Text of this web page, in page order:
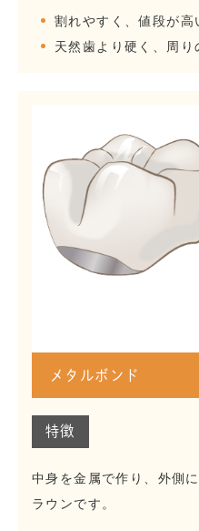
割れやすく、値段が高
天然歯より硬く、周り
メタルボンド
特徴
中身を金属で作り、外側
ラウンです。